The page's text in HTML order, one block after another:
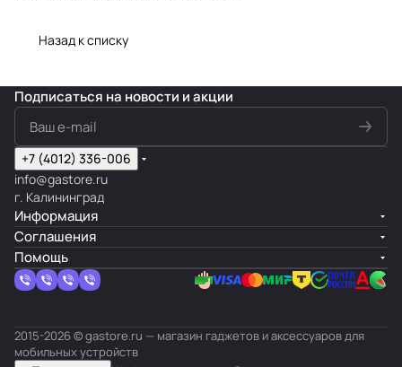
Назад к списку
Подписаться на новости и акции
+7 (4012) 336-006
info@gastore.ru
г. Калининград
Информация
Соглашения
Помощь
2015-2026 © gastore.ru — магазин гаджетов и аксессуаров для
мобильных устройств